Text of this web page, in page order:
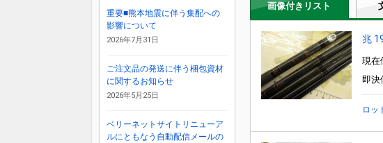
重要■熊本地震に伴う集配への
影響について
2026年7月31日
ご注文品の発送に伴う梱包資材
に関するお知らせ
2026年5月25日
ベリーネットサイトリニューア
ルにともなう自動配信メールの
画像付きリスト
兆
現在
即決
ロッ